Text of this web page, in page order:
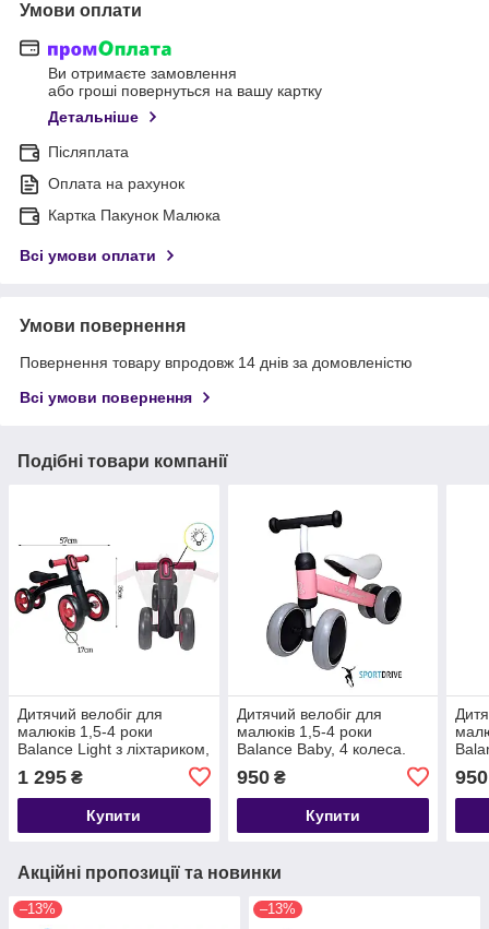
Умови оплати
Ви отримаєте замовлення
або гроші повернуться на вашу картку
Детальніше
Післяплата
Оплата на рахунок
Картка Пакунок Малюка
Всі умови оплати
Умови повернення
Повернення товару впродовж 14 днів за домовленістю
Всі умови повернення
Подібні товари компанії
Дитячий велобіг для
малюків 1,5-4 роки
Balance Light з ліхтариком,
4 колеса. Чорно-червоний
1 295 ₴
Купити
Дитячий велобіг для
малюків 1,5-4 роки
Balance Baby, 4 колеса.
950₴
Купити
950
Акційні пропозиції та новинки
–13% –13%